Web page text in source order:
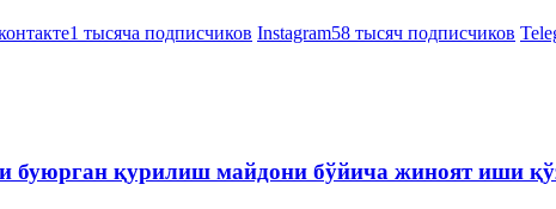
1 тысяча подписчиков Instagram58 тысяч подписчиков
қурилиш майдони бўйича жиноят иши